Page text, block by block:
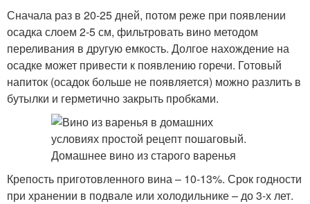
Сначала раз в 20-25 дней, потом реже при появлении
осадка слоем 2-5 см, фильтровать вино методом
переливания в другую емкость. Долгое нахождение на
осадке может привести к появлению горечи. Готовый
напиток (осадок больше не появляется) можно разлить в
бутылки и герметично закрыть пробками.
Крепость приготовленного вина – 10-13%. Срок годности
при хранении в подвале или холодильнике – до 3-х лет.